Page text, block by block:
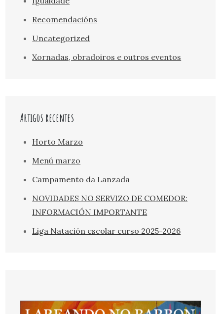
Recomendacións
Uncategorized
Xornadas, obradoiros e outros eventos
Artigos recentes
Horto Marzo
Menú marzo
Campamento da Lanzada
NOVIDADES NO SERVIZO DE COMEDOR:
INFORMACIÓN IMPORTANTE
Liga Natación escolar curso 2025-2026